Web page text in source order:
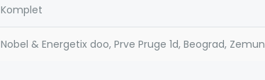
Komplet
Nobel & Energetix doo, Prve Pruge 1d, Beograd, Zemun